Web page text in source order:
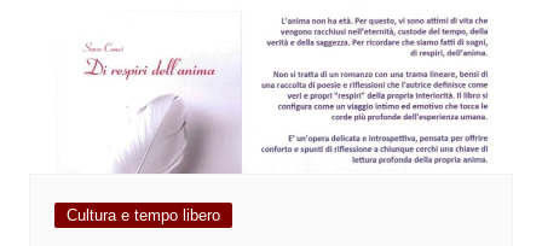
Cultura e tempo libero